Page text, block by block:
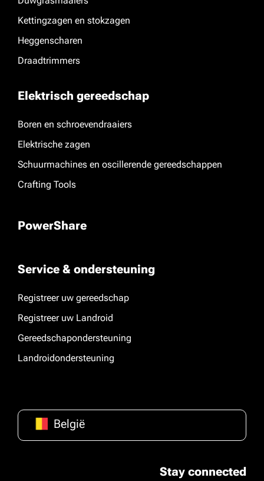
Kettingzagen en stokzagen
Heggenscharen
Draadtrimmers
Elektrisch gereedschap
Boren en schroevendraaiers
Elektrische zagen
Schuurmachines en oscillerende gereedschappen
Crafting Tools
PowerShare
Service & ondersteuning
Registreer uw gereedschap
Registreer uw Landroid
Gereedschapondersteuning
Landroidondersteuning
België
Stay connected